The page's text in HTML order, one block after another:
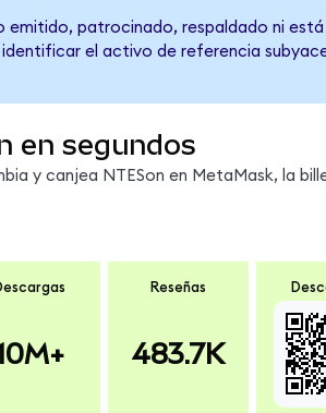
emitido, patrocinado, respaldado ni
el activo de referencia
en segundos
y canjea NTESon en MetaMask, la
Reseñas
483.7K